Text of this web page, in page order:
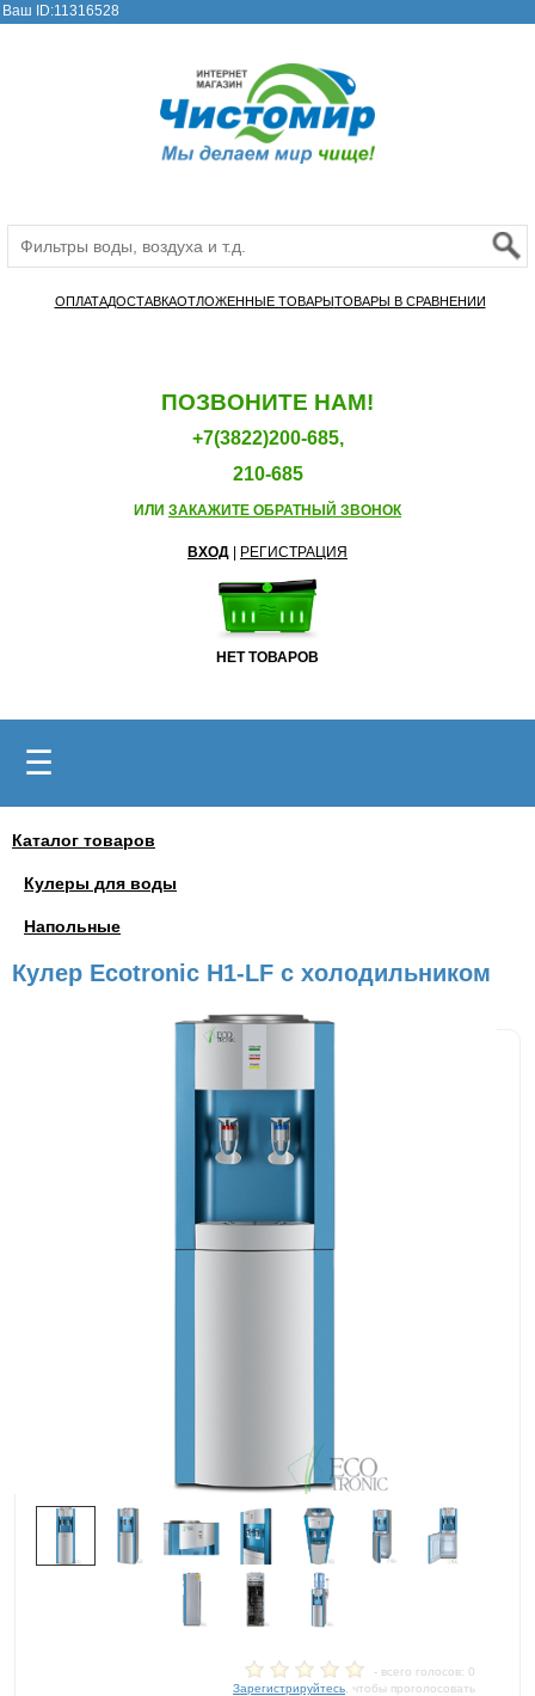
Ваш ID:11316528
ОПЛАТАДОСТАВКАОТЛОЖЕННЫЕ ТОВАРЫТОВАРЫ В СРАВНЕНИИ
ПОЗВОНИТЕ НАМ!
+7(3822)200-685,
210-685
ИЛИ ЗАКАЖИТЕ ОБРАТНЫЙ ЗВОНОК
ВХОД РЕГИСТРАЦИЯ
НЕТ ТОВАРОВ
☰
Каталог товаров
Кулеры для воды
Напольные
Кулер Ecotronic H1-LF с холодильником
- всего голосов: 0
Зарегистрируйтесь , чтобы проголосовать